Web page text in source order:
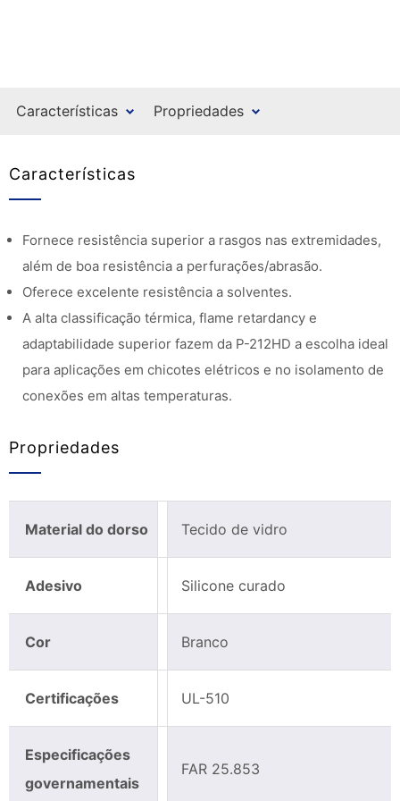
Características Propriedades
Características
Fornece resistência superior a rasgos nas extremidades,
além de boa resistência a perfurações/abrasão.
Oferece excelente resistência a solventes.
A alta classificação térmica, flame retardancy e
adaptabilidade superior fazem da P-212HD a escolha ideal
para aplicações em chicotes elétricos e no isolamento de
conexões em altas temperaturas.
Propriedades
Material do dorso Tecido de vidro
Adesivo Silicone curado
Cor Branco
Certificações UL-510
Especificações
governamentais
FAR 25.853